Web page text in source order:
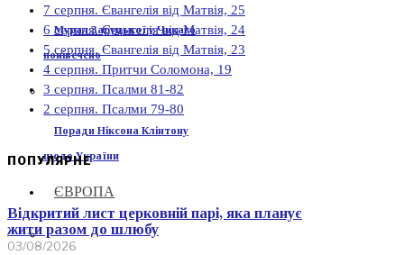
Мурал Заруцької у Чикаго
понівечено
Поради Ніксона Клінтону
щодо України
ЄВРОПА
7 серпня. Євангелія від Матвія, 25
6 серпня. Євангелія від Матвія, 24
5 серпня. Євангелія від Матвія, 23
4 серпня. Притчи Соломона, 19
3 серпня. Псалми 81-82
2 серпня. Псалми 79-80
ПОПУЛЯРНЕ
Відкритий лист церковній парі, яка планує
жити разом до шлюбу
03/08/2026